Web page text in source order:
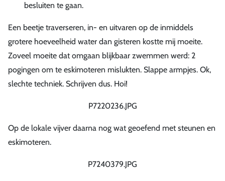
besluiten te gaan.
Een beetje traverseren, in- en uitvaren op de inmiddels
grotere hoeveelheid water dan gisteren kostte mij moeite.
Zoveel moeite dat omgaan blijkbaar zwemmen werd: 2
pogingen om te eskimoteren mislukten. Slappe armpjes. Ok,
slechte techniek. Schrijven dus. Hoi!
P7220236.JPG
Op de lokale vijver daarna nog wat geoefend met steunen en
eskimoteren.
P7240379.JPG